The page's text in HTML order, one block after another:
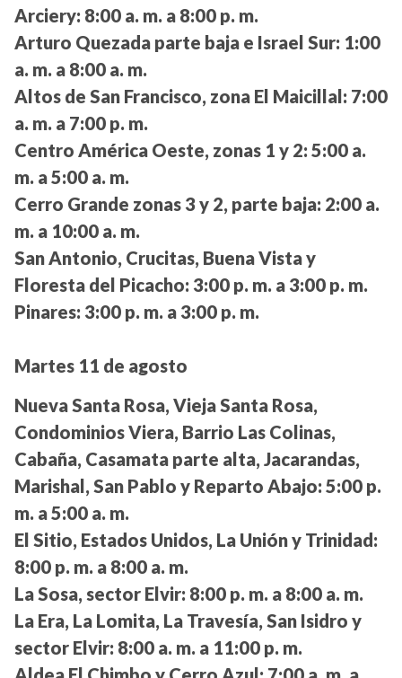
Arciery: 8:00 a. m. a 8:00 p. m.
Arturo Quezada parte baja e Israel Sur: 1:00
a. m. a 8:00 a. m.
Altos de San Francisco, zona El Maicillal: 7:00
a. m. a 7:00 p. m.
Centro América Oeste, zonas 1 y 2: 5:00 a.
m. a 5:00 a. m.
Cerro Grande zonas 3 y 2, parte baja: 2:00 a.
m. a 10:00 a. m.
San Antonio, Crucitas, Buena Vista y
Floresta del Picacho: 3:00 p. m. a 3:00 p. m.
Pinares: 3:00 p. m. a 3:00 p. m.
Martes 11 de agosto
Nueva Santa Rosa, Vieja Santa Rosa,
Condominios Viera, Barrio Las Colinas,
Cabaña, Casamata parte alta, Jacarandas,
Marishal, San Pablo y Reparto Abajo: 5:00 p.
m. a 5:00 a. m.
El Sitio, Estados Unidos, La Unión y Trinidad:
8:00 p. m. a 8:00 a. m.
La Sosa, sector Elvir: 8:00 p. m. a 8:00 a. m.
La Era, La Lomita, La Travesía, San Isidro y
sector Elvir: 8:00 a. m. a 11:00 p. m.